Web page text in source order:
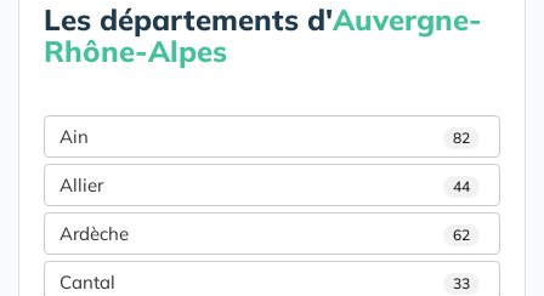
Les départements d'Auvergne-
Rhône-Alpes
Ain 82
Allier 44
Ardèche 62
Cantal 33